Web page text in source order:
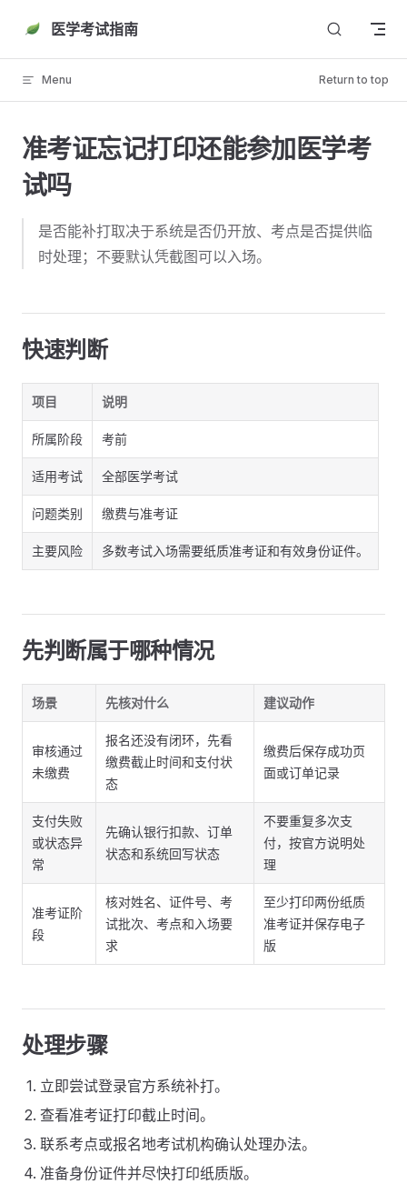
Skip to content
医学考试指南
Menu Return to top
准考证忘记打印还能参加医学考
试吗
是否能补打取决于系统是否仍开放、考点是否提供临
时处理；不要默认凭截图可以入场。
快速判断
项目 说明
所属阶段 考前
适用考试 全部医学考试
问题类别 缴费与准考证
主要风险 多数考试入场需要纸质准考证和有效身份证件。
先判断属于哪种情况
场景 先核对什么 建议动作
审核通过
未缴费
报名还没有闭环，先看
缴费截止时间和支付状
态
缴费后保存成功页
面或订单记录
支付失败
或状态异
常
先确认银行扣款、订单
状态和系统回写状态
不要重复多次支
付，按官方说明处
理
准考证阶
段
核对姓名、证件号、考
试批次、考点和入场要
求
至少打印两份纸质
准考证并保存电子
版
处理步骤
立即尝试登录官方系统补打。
查看准考证打印截止时间。
联系考点或报名地考试机构确认处理办法。
准备身份证件并尽快打印纸质版。